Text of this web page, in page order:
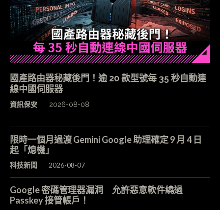
國產路由器秘藏後門！逾 20 款型號每 35 秒自動連
線中國伺服器
資訊保安 2026-08-08
限時一個月過渡 Gemini Google 助理確定 9 月 4 日
起「熄機」
科技新聞 2026-08-07
Google 密碼管理器漏洞 允許惡意軟件繞過
Passkey 接管帳戶！